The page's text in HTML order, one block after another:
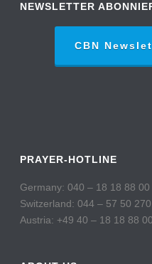
NEWSLETTER
CBN
PRAYER-HOTLINE
Germany: 040 – 18 18 88 00
Switzerland: 044 – 57 50 270
Austria: +49 40 – 18 18 88 00